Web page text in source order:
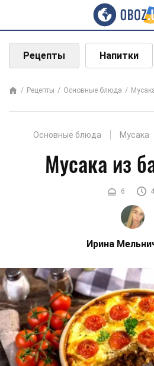
Рецепты Напитки
Рецепты Основные блюда
Основные блюда Мусака
Мусака из
6
Ирина